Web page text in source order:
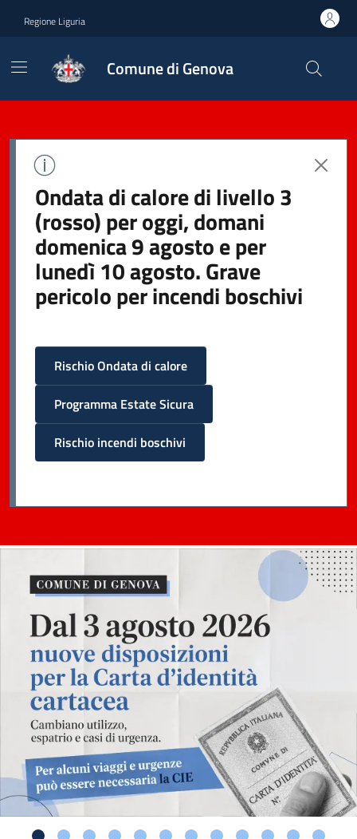
Regione Liguria
Comune di Genova
Ondata di calore di livello 3
(rosso) per oggi, domani
domenica 9 agosto e per
lunedì 10 agosto. Grave
pericolo per incendi boschivi
Rischio Ondata di calore
Programma Estate Sicura
Rischio incendi boschivi